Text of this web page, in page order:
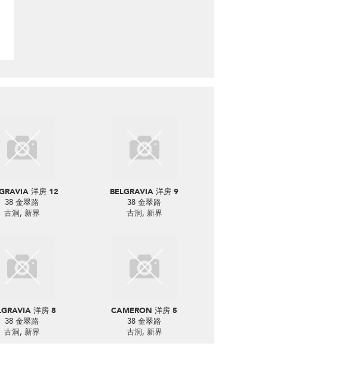
洋房 12
38 金翠路
古洞, 新界
BELGRAVIA 洋房 9
38 金翠路
古洞, 新界
洋房 8
38 金翠路
古洞, 新界
CAMERON 洋房 5
38 金翠路
古洞, 新界